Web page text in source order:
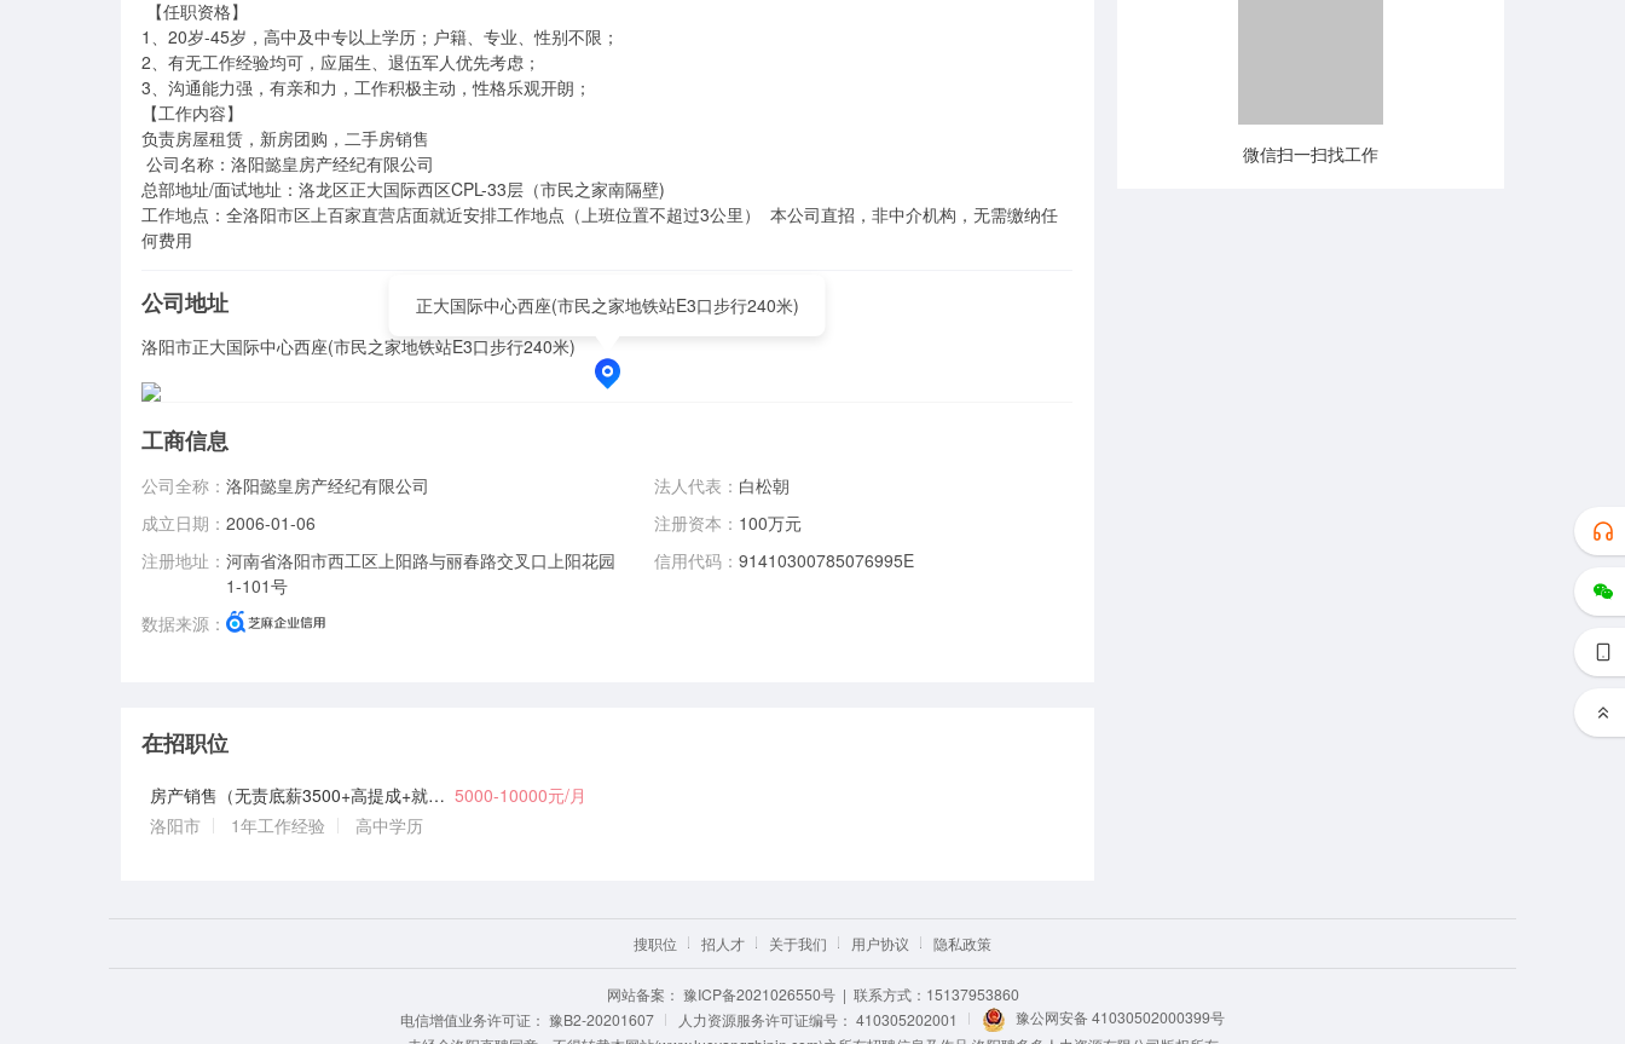
1、20岁-45岁，高中及中专以上学历；户籍、专业、性别不限；
2、有无工作经验均可，应届生、退伍军人优先考虑；
3、沟通能力强，有亲和力，工作积极主动，性格乐观开朗；
【工作内容】
负责房屋租赁，新房团购，二手房销售
公司名称：洛阳懿皇房产经纪有限公司
总部地址/面试地址：洛龙区正大国际西区CPL-33层（市民之家南隔壁)
工作地点：全洛阳市区上百家直营店面就近安排工作地点（上班位置不超过3公里）  本公司直招，非中介机构，无需缴纳任
何费用
公司地址
洛阳市正大国际中心西座(市民之家地铁站E3口步行240米)
正大国际中心西座(市民之家地铁站E3口步行240米)
工商信息
公司全称：洛阳懿皇房产经纪有限公司
成立日期：2006-01-06
注册地址：河南省洛阳市西工区上阳路与丽春路交叉口上阳花园
1-101号
数据来源：
法人代表： 白松朝
注册资本： 100万元
信用代码： 91410300785076995E
在招职位
房产销售（无责底薪3500+高提成+就近安排） 5000-10000元/月
洛阳市
1年工作经验 高中学历
微信扫一扫找工作
搜职位 招人才 关于我们 用户协议 隐私政策
网站备案： 豫ICP备2021026550号| 联系方式：15137953860
电信增值业务许可证： 豫B2-20201607
人力资源服务许可证编号： 410305202001
豫公网安备 41030502000399号